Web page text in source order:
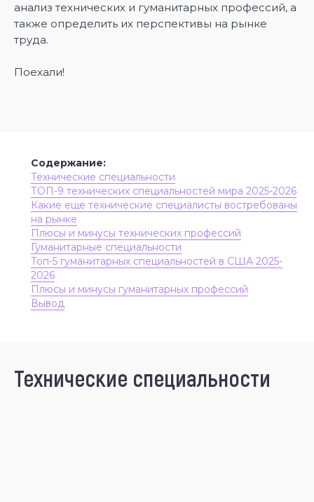
анализ технических и гуманитарных профессий, а
также определить их перспективы на рынке
труда.
Поехали!
Содержание:
Технические специальности
ТОП-9 технических специальностей мира 2025-2026
Какие еще технические специалисты востребованы
на рынке
Плюсы и минусы технических профессий
Гуманитарные специальности
Топ-5 гуманитарных специальностей в США 2025-
2026
Плюсы и минусы гуманитарных профессий
Вывод
Технические специальности